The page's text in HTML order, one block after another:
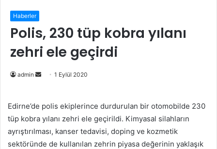
Haberler
Polis, 230 tüp kobra yılanı
zehri ele geçirdi
admin
Bir
göndermek
1 Eylül 2020
Edirne’de polis ekiplerince durdurulan bir otomobilde 230
tüp kobra yılanı zehri ele geçirildi. Kimyasal silahların
ayrıştırılması, kanser tedavisi, doping ve kozmetik
sektöründe de kullanılan zehrin piyasa değerinin yaklaşık